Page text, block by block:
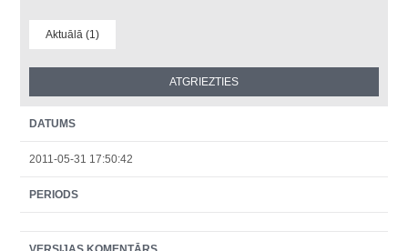
Aktuālā (1)
DATUMS
2011-05-31 17:50:42
PERIODS